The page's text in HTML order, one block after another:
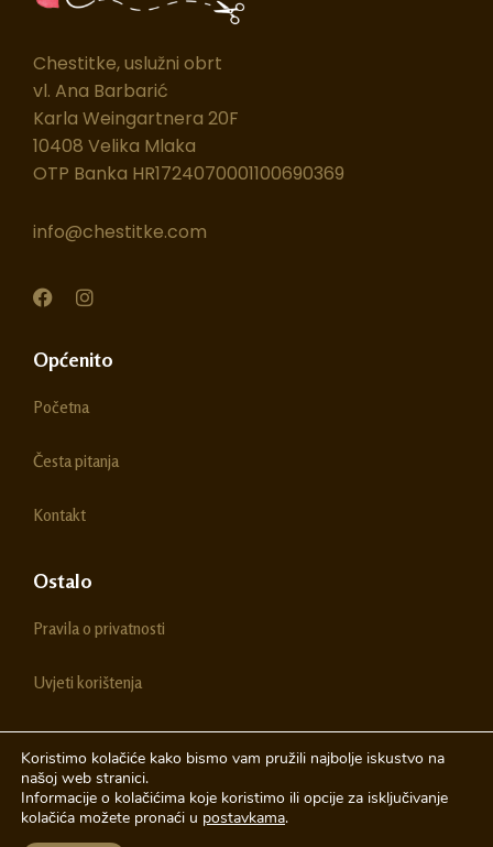
Chestitke, uslužni obrt
vl. Ana Barbarić
Karla Weingartnera 20F
10408 Velika Mlaka
OTP Banka HR1724070001100690369
info@chestitke.com
F
e
b
o
I
t
r
m
Općenito
Početna
Česta pitanja
Kontakt
Ostalo
Pravila o privatnosti
Uvjeti korištenja
© 2026 Chestitke | Sva prava pridržava
Izrada web stranica A-Design
Koristimo kolačiće kako bismo vam pružili najbolje iskustvo na
našoj web stranici.
Informacije o kolačićima koje koristimo ili opcije za isključivanje
kolačića možete pronaći u postavkama.